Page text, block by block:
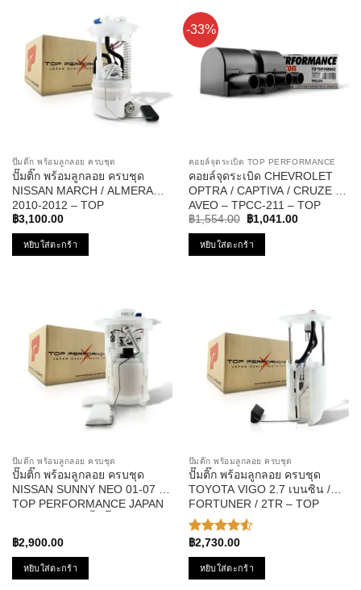
ปั๊มติ๊ก พร้อมลูกลอย ครบชุด
ปั๊มติ๊ก พร้อมลูกลอย ครบชุด
NISSAN MARCH / ALMERA
2010-2012 – TOP
PERFORMANCE JAPAN –
TPFN-963 – ปั้มติ๊ก มาร์ช อัลเม
ร่า
฿3,100.00
หยิบใส่ตะกร้า
-33%
คอยล์จุดระเบิด TOP PERFORMANCE
คอยล์จุดระเบิด CHEVROLET
OPTRA / CAPTIVA / CRUZE /
AVEO – TPCC-211 – TOP
PERFORMANCE – คอยล์หัว
เทียน ออฟต้า อาวีโอ้ ครูซ
฿1,554.00
Original
was:
฿1,554.00.
฿1,041.00Current
หยิบใส่ตะกร้า
ปั๊มติ๊ก พร้อมลูกลอย ครบชุด
ปั๊มติ๊ก พร้อมลูกลอย ครบชุด
NISSAN SUNNY NEO 01-07 –
TOP PERFORMANCE JAPAN
฿2,900.00
หยิบใส่ตะกร้า
ปั๊มติ๊ก พร้อมลูกลอย ครบชุด
ปั๊มติ๊ก พร้อมลูกลอย ครบชุด
TOYOTA VIGO 2.7 เบนซิน /
FORTUNER / 2TR – TOP
PERFORMANCE JAPAN –
TPFT-991 – ปั้มติ๊ก วีโก้
ให้คะแนน
4.50
ตั้งแต่ 1-5
คะแนน
฿2,730.00
หยิบใส่ตะกร้า